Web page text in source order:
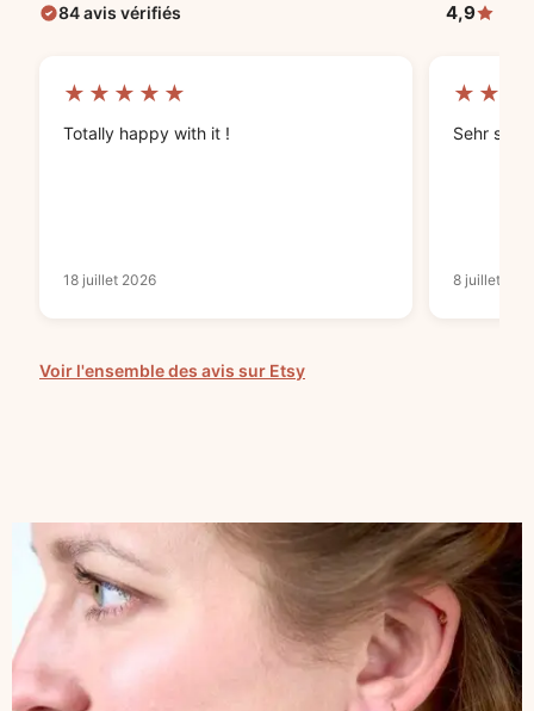
84 avis vérifiés 4,9
★★★★★
Totally happy with it !
18 juillet 2026
Sehr
8 juillet
Voir l'ensemble des avis sur Etsy